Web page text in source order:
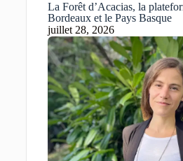
La Forêt d’Acacias, la
Bordeaux et le Pays Basque
juillet 28, 2026